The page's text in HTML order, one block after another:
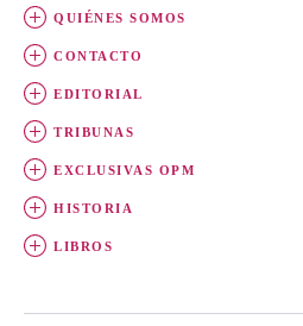
QUIÉNES SOMOS
CONTACTO
EDITORIAL
TRIBUNAS
EXCLUSIVAS OPM
HISTORIA
LIBROS